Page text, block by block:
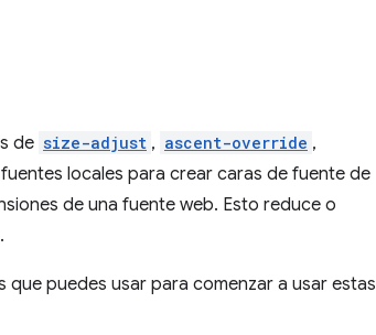
de size-adjust , ascent-override ,
locales para crear caras de fuente de
de una fuente web. Esto reduce o
puedes usar para comenzar a usar estas